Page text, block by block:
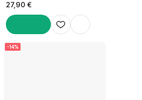
27,90 €
-14%